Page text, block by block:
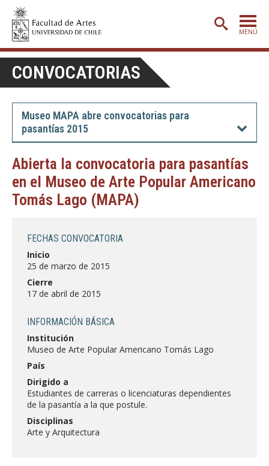
MENÚ
PORTADA
ADMISIÓN
ETAPA BÁSICA
POSTGRADO
EXTENSIÓN
CREACIÓNE INVESTIGACIÓN
Académicas/os
CONVOCATORIAS
Museo MAPA abre convocatorias para
pasantías 2015
Abierta la convocatoria para pasantías
en el Museo de Arte Popular Americano
Tomás Lago (MAPA)
FECHAS CONVOCATORIA
Inicio
25 de marzo de 2015
Cierre
17 de abril de 2015
INFORMACIÓN BÁSICA
Institución
Museo de Arte Popular Americano Tomás Lago
País
Dirigido a
Estudiantes de carreras o licenciaturas dependientes
de la pasantía a la que postule.
Disciplinas
Arte y Arquitectura